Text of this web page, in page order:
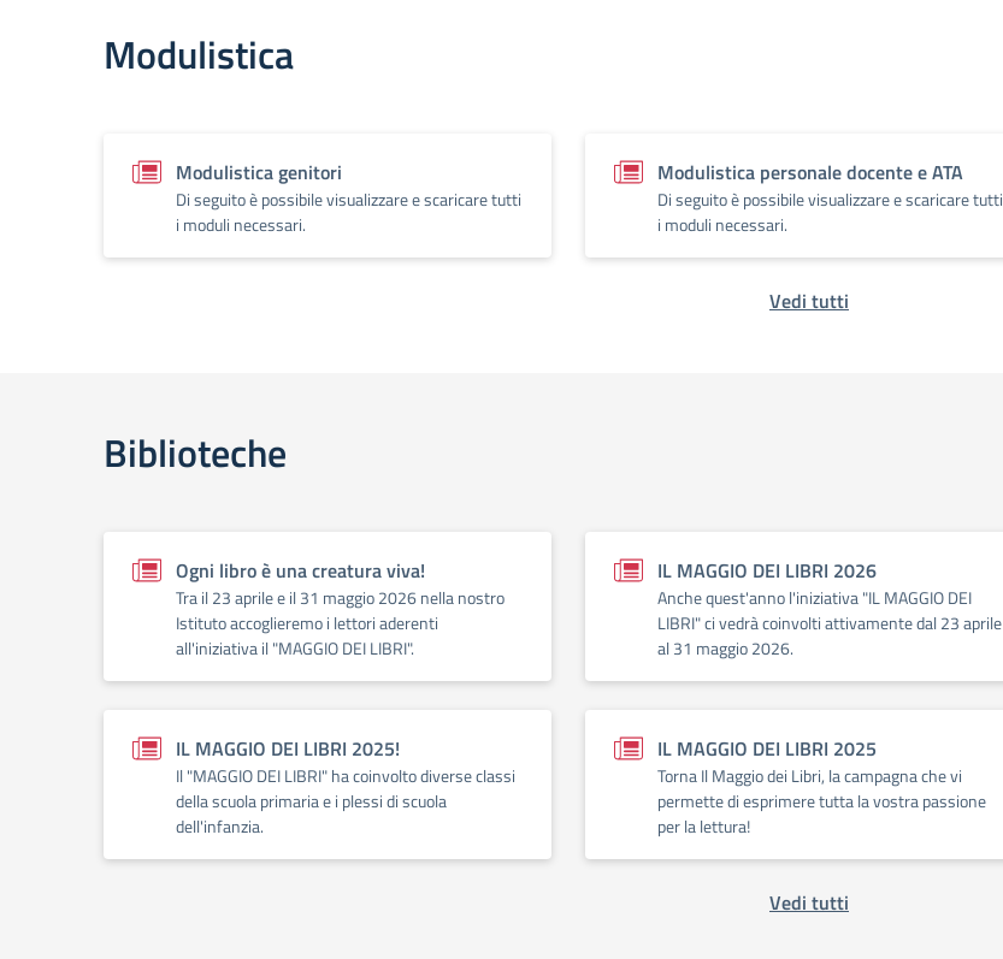
Modulistica
Modulistica genitori
Di seguito è possibile visualizzare e scaricare tutti
i moduli necessari.
Modulistica personale docente e ATA
Di seguito è possibile visualizzare e scaricare tutti
i moduli necessari.
Vedi tutti
Biblioteche
Ogni libro è una creatura viva!
Tra il 23 aprile e il 31 maggio 2026 nella nostro
Istituto accoglieremo i lettori aderenti
all'iniziativa il "MAGGIO DEI LIBRI".
IL MAGGIO DEI LIBRI 2026
Anche quest'anno l'iniziativa "IL MAGGIO DEI
LIBRI" ci vedrà coinvolti attivamente dal 23 aprile
al 31 maggio 2026.
IL MAGGIO DEI LIBRI 2025!
Il "MAGGIO DEI LIBRI" ha coinvolto diverse classi
della scuola primaria e i plessi di scuola
dell'infanzia.
IL MAGGIO DEI LIBRI 2025
Torna Il Maggio dei Libri, la campagna che vi
permette di esprimere tutta la vostra passione
per la lettura!
Vedi tutti